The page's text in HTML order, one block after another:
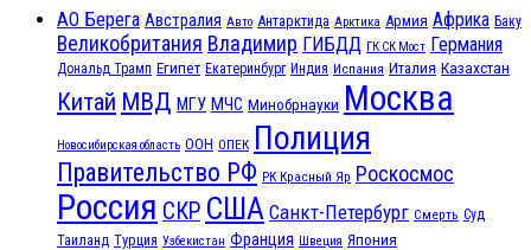
АО Берега Австралия Авто Антарктида Арктика Армия Африка Баку
Великобритания Владимир ГИБДД ГК СК Мост Германия
Дональд Трамп Египет Екатеринбург Индия Испания Италия Казахстан
Китай МВД МГУ МЧС Минобрнауки Москва
Новосибирская область ООН ОПЕК Полиция
Правительство РФ РК Красный Яр Роскосмос
Россия СКР США Санкт-Петербург Смерть Суд
Таиланд Турция Узбекистан Франция Швеция Япония